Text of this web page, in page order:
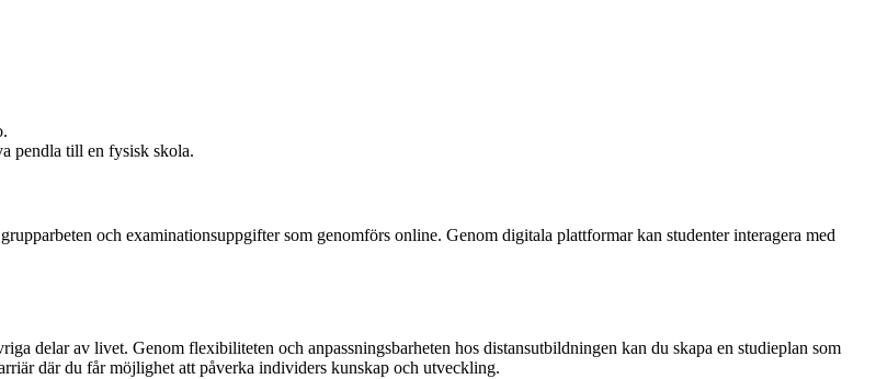
pendla till en fysisk skola.
och examinationsuppgifter som genomförs online. Genom digitala plattformar kan studenter interagera med
delar av livet. Genom flexibiliteten och anpassningsbarheten hos distansutbildningen kan du skapa en studieplan som
där du får möjlighet att påverka individers kunskap och utveckling.